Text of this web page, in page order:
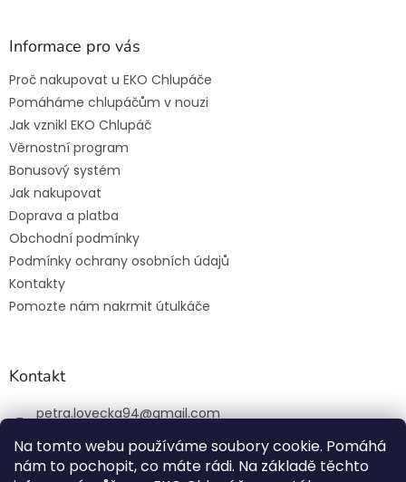
Na tomto webu používáme soubory cookie. Pomáhá
nám to pochopit, co máte rádi. Na základě těchto
Informace pro vás
Proč nakupovat u EKO Chlupáče
Pomáháme chlupáčům v nouzi
Jak vznikl EKO Chlupáč
Věrnostní program
Bonusový systém
Jak nakupovat
Doprava a platba
Obchodní podmínky
Podmínky ochrany osobních údajů
Kontakty
Pomozte nám nakrmit útulkáče
Kontakt
petra.lovecka94@gmail.com
+420 774 131 648
ekochlupac.cz